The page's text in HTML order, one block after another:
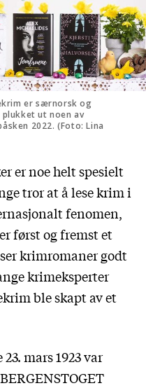
er særnorsk og
ut noen av
2022. (Foto: Lina
er noe helt spesielt
tror at å lese krim i
fenomen,
først og fremst et
krimromaner godt
krimeksperter
ble skapt av et
mars 1923 var